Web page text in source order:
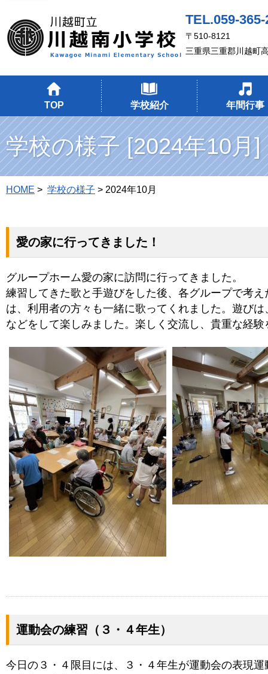
TEL.059-365-
〒510-8121
三重県三重郡川越町
TOP 学校紹介 年間行事
学校の様子 [2024年10月]
HOME > 学校の様子 > 2024年10月
愛の家に行ってきました！
グループホーム愛の家に訪問に行ってきました。
練習してきた歌と手遊びをした後、各グループで考
は、利用者の方々も一緒に歌ってくれました。遊び
などをして楽しみました。楽しく交流し、貴重な経
運動会の練習（３・４年生）
今日の３・４限目には、３・４年生が運動会の表現